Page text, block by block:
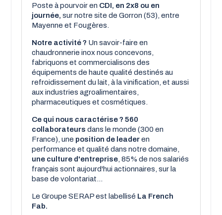
Poste à pourvoir en CDI, en 2x8 ou en
journée, sur notre site de Gorron (53), entre
Mayenne et Fougères.
Notre activité ? Un savoir-faire en
chaudronnerie inox nous concevons,
fabriquons et commercialisons des
équipements de haute qualité destinés au
refroidissement du lait, à la vinification, et aussi
aux industries agroalimentaires,
pharmaceutiques et cosmétiques.
Ce qui nous caractérise ? 560
collaborateurs dans le monde (300 en
France), une position de leaderen
performance et qualité dans notre domaine,
une culture d'entreprise , 85% de nos salariés
français sont aujourd'hui actionnaires, sur la
base de volontariat...
Le Groupe SERAP est labellisé La French
Fab.